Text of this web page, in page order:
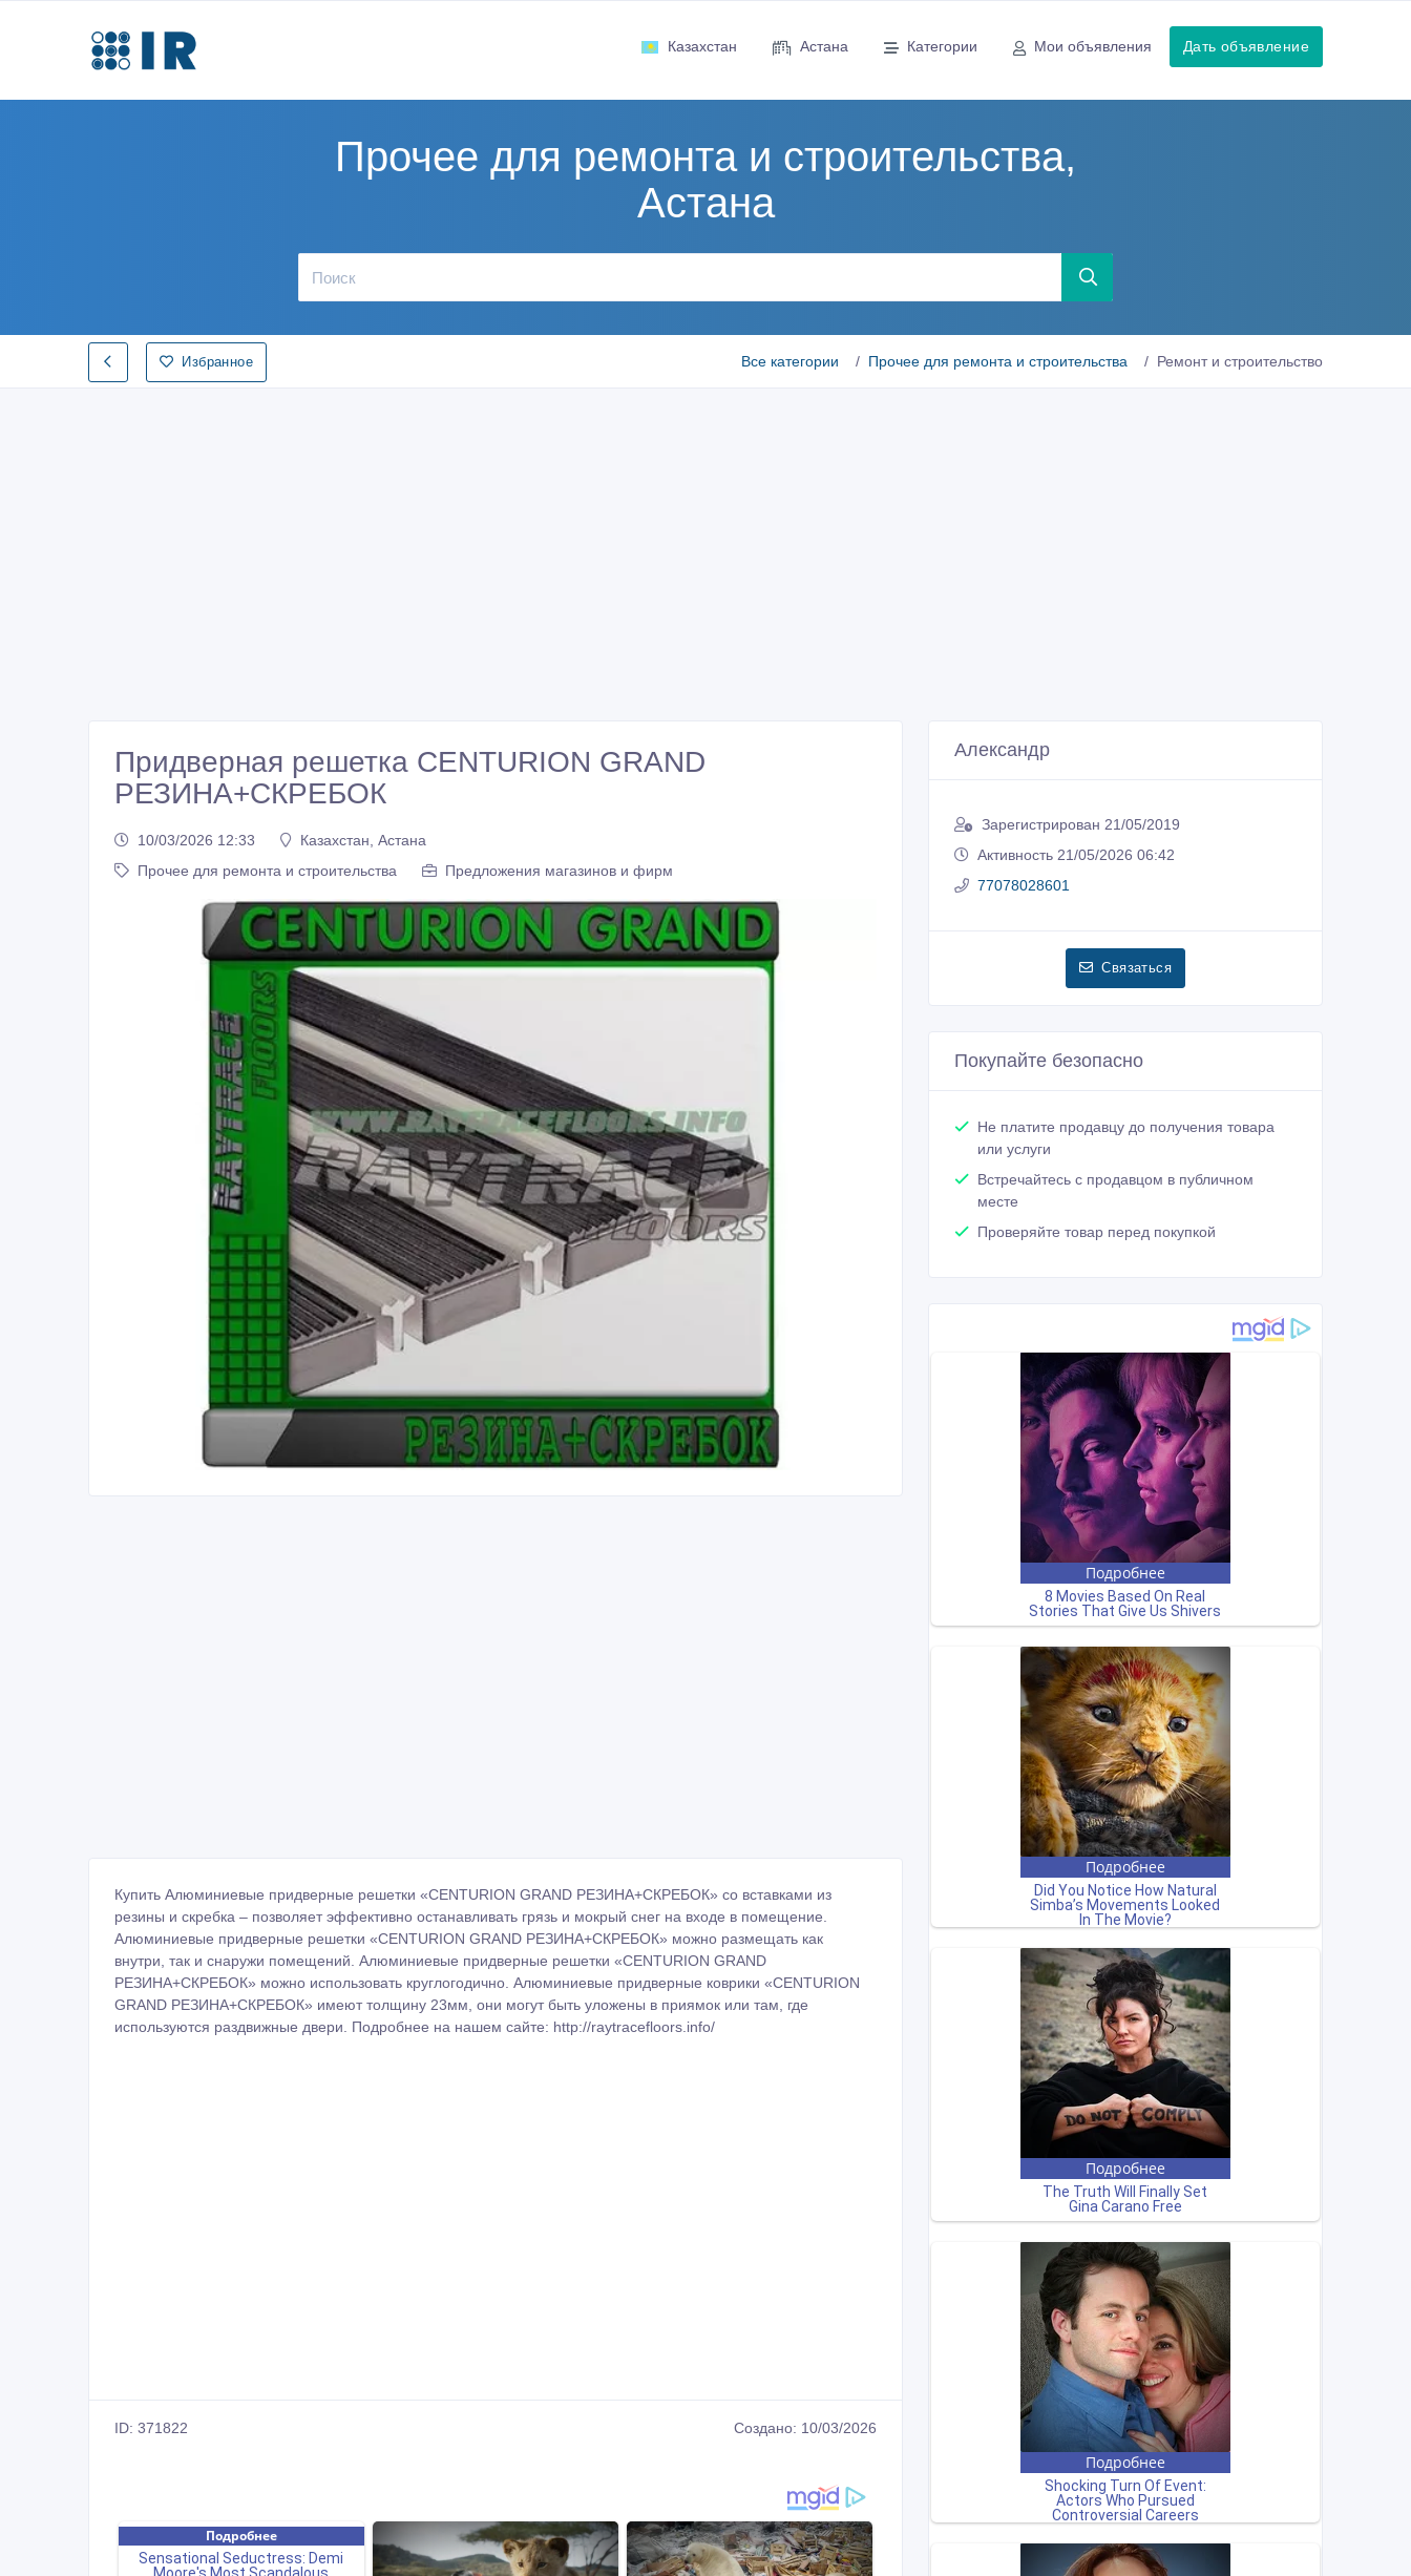
Казахстан Астана Категории Мои объявления Дать объявление
Прочее для ремонта и строительства,
Астана
Избранное Все категории Прочее для ремонта и строительства Ремонт и строительство
Придверная решетка CENTURION GRAND
РЕЗИНА+СКРЕБОК
10/03/2026 12:33
Казахстан, Астана
Прочее для ремонта и строительства
Предложения магазинов и фирм
Купить Алюминиевые придверные решетки «CENTURION GRAND РЕЗИНА+СКРЕБОК» со вставками из
резины и скребка – позволяет эффективно останавливать грязь и мокрый снег на входе в помещение.
Алюминиевые придверные решетки «CENTURION GRAND РЕЗИНА+СКРЕБОК» можно размещать как
внутри, так и снаружи помещений. Алюминиевые придверные решетки «CENTURION GRAND
РЕЗИНА+СКРЕБОК» можно использовать круглогодично. Алюминиевые придверные коврики «CENTURION
GRAND РЕЗИНА+СКРЕБОК» имеют толщину 23мм, они могут быть уложены в приямок или там, где
используются раздвижные двери. Подробнее на нашем сайте: http://raytracefloors.info/
ID: 371822 Создано: 10/03/2026
Александр
Зарегистрирован 21/05/2019
Активность 21/05/2026 06:42
77078028601
Связаться
Покупайте безопасно
Не платите продавцу до получения товара
или услуги
Встречайтесь с продавцом в публичном
месте
Проверяйте товар перед покупкой